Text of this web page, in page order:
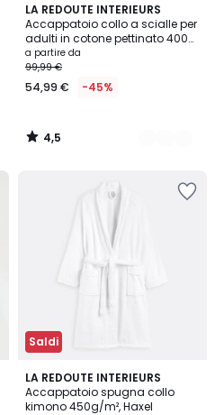
LA REDOUTE INTERIEURS
Accappatoio collo a scialle per
adulti in cotone pettinato 400
g/m2, Victor
a partire da
99,99 €
54,99 € -45%
4,5
/ 5
3
Colori
4,5
/
Saldi
LA REDOUTE INTERIEURS
Accappatoio spugna collo
kimono 450g/m², Haxel
4,3
/ 5
7
Colori